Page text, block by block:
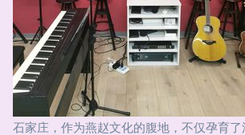
石家庄，作为燕赵文化的腹地，不仅孕育了